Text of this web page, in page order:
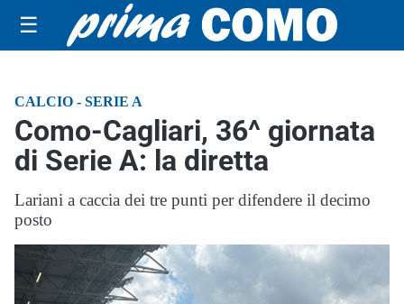
☰
CALCIO - SERIE A
Como-Cagliari, 36^ giornata
di Serie A: la diretta
Lariani a caccia dei tre punti per difendere il decimo
posto